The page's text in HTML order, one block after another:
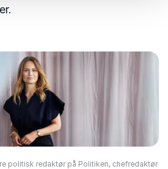
politisk redaktør på Politiken, chefredaktør